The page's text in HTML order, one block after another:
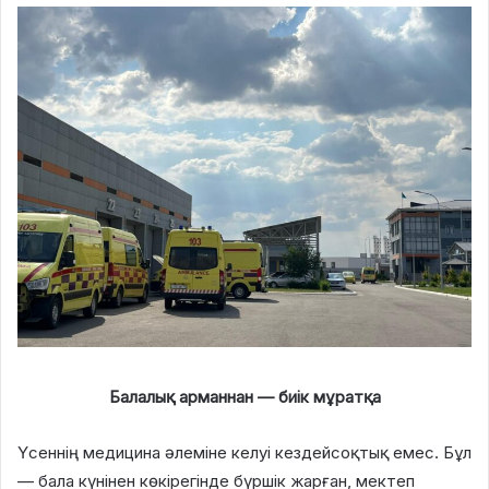
Балалық арманнан — биік мұратқа
Үсеннің медицина әлеміне келуі кездейсоқтық емес. Бұл
— бала күнінен көкірегінде бүршік жарған, мектеп